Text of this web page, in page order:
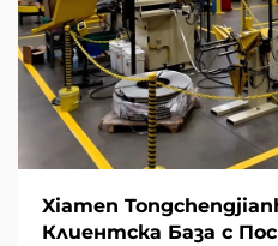
Xiamen
Клиентска База с